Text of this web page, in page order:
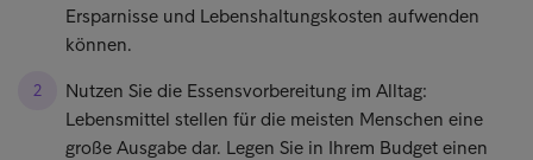
Ersparnisse und Lebenshaltungskosten aufwenden
können.
Nutzen Sie die Essensvorbereitung im Alltag:
Lebensmittel stellen für die meisten Menschen eine
große Ausgabe dar. Legen Sie in Ihrem Budget einen